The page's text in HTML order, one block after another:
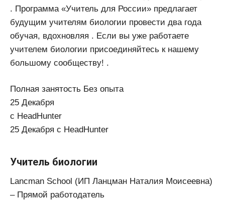
. Программа «Учитель для России» предлагает
будущим учителям биологии провести два года
обучая, вдохновляя . Если вы уже работаете
учителем биологии присоединяйтесь к нашему
большому сообществу! .
Полная занятость Без опыта
25 Декабря
с HeadHunter
25 Декабря с HeadHunter
Учитель биологии
Lancman School (ИП Ланцман Наталия Моисеевна)
– Прямой работодатель